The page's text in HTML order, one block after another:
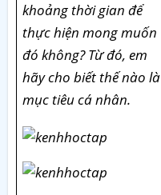
khoảng thời gian để
thực hiện mong muốn
đó không? Từ đó, em
hãy cho biết thế nào là
mục tiêu cá nhân.